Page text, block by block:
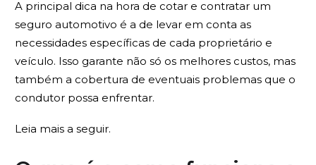
A principal dica na hora de cotar e contratar um
seguro automotivo é a de levar em conta as
necessidades específicas de cada proprietário e
veículo. Isso garante não só os melhores custos, mas
também a cobertura de eventuais problemas que o
condutor possa enfrentar.
Leia mais a seguir.